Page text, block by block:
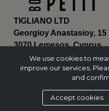
TIGLIANO LTD
Georgioy Anastasioy, 15
3070 Lemesos, Cyprus
ΗΕ 430179
We use cookies to
improve our services.
and
Accept cookies